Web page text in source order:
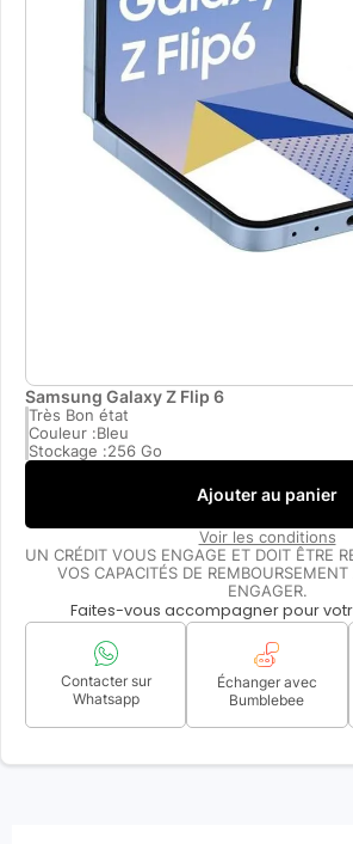
Samsung Galaxy Z Flip 6
Très Bon état
Couleur :Bleu
Stockage :256 Go
Ajouter au panier
Voir les conditions
UN CRÉDIT VOUS ENGAGE ET DOIT ÊTRE
VOS CAPACITÉS DE
ENGAGER.
Faites-vous accompagner pour
Contacter sur
Whatsapp
Échanger avec
Bumblebee